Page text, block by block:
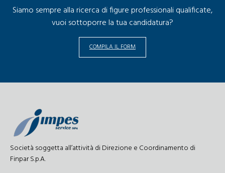
Siamo sempre alla ricerca di figure professionali qualificate,
vuoi sottoporre la tua candidatura?
COMPILA IL FORM
Società soggetta all’attività di Direzione e Coordinamento di
Finpar S.p.A.